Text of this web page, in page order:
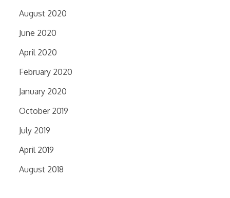
August 2020
June 2020
April 2020
February 2020
January 2020
October 2019
July 2019
April 2019
August 2018